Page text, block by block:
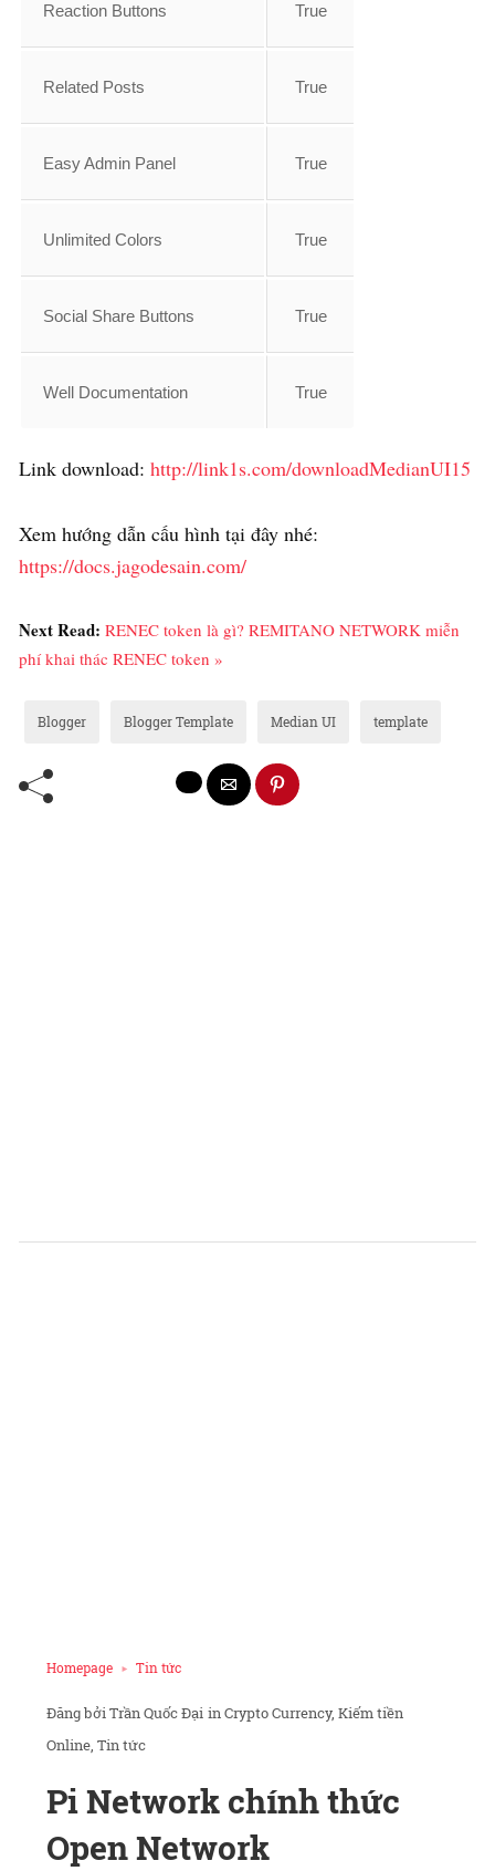
Reaction Buttons True
Related Posts True
Easy Admin Panel True
Unlimited Colors True
Social Share Buttons True
Well Documentation True
Link download: http://link1s.com/downloadMedianUI15
Xem hướng dẫn cấu hình tại đây nhé:
https://docs.jagodesain.com/
Next Read: RENEC token là gì? REMITANO NETWORK miễn
phí khai thác RENEC token »
Blogger Blogger Template Median UI template